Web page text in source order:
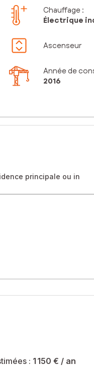
Chauffage :
Électrique
Ascenseur
Année de
2016
principale ou in
au 2? et dernier étage.
WC indépendant.
dans toutes les
: 1 150 € / an